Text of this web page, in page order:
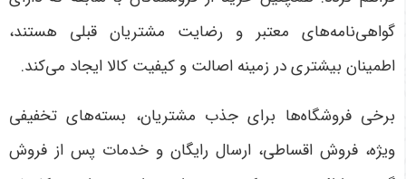
گواهی‌نامه‌های معتبر و رضایت مشتریان قبلی هستند،
اطمینان بیشتری در زمینه اصالت و کیفیت کالا ایجاد می‌کند.
برخی فروشگاه‌ها برای جذب مشتریان، بسته‌های تخفیفی
ویژه، فروش اقساطی، ارسال رایگان و خدمات پس از فروش